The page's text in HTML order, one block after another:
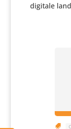
digitale
